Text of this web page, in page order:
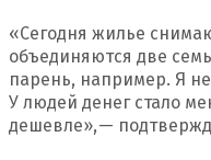
«Сегодня жилье
объединяются две
парень, например. Я
У людей денег стало
дешевле», —